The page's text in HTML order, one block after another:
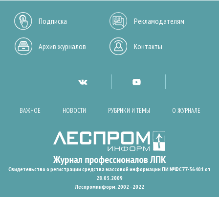
Подписка Рекламодателям
Архив журналов Контакты
ВАЖНОЕ НОВОСТИ РУБРИКИ И ТЕМЫ О ЖУРНАЛЕ
Свидетельство о регистрации средства массовой информации ПИ №ФС77-36401 от
28.05.2009
Леспроминформ. 2002 - 2022